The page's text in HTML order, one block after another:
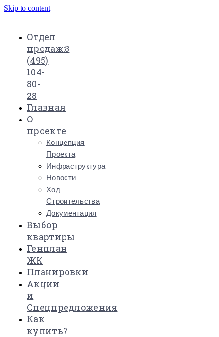
Skip to content
Отдел
продаж:8
(495)
104-
80-
28
Главная
О
проекте
Концепция
Проекта
Инфраструктура
Новости
Ход
Строительства
Документация
Выбор
квартиры
Генплан
ЖК
Планировки
Акции
и
Спецпредложения
Как
купить?